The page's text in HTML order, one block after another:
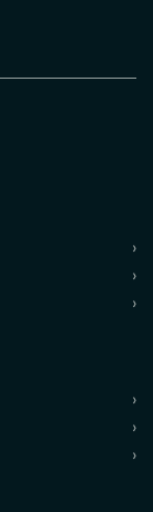
›
›
›
›
›
›